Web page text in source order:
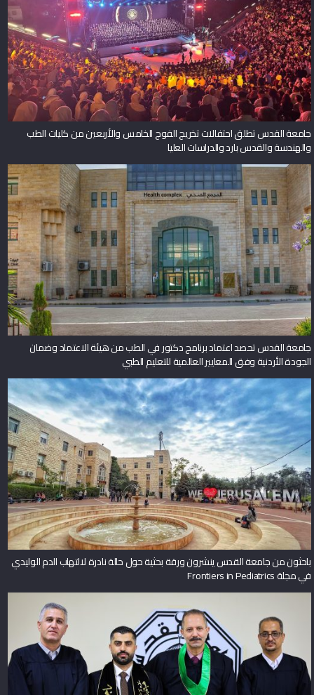
جامعة القدس تطلق احتفالات تخريج الفوج الخامس والأربعين من كليات الطب
والهندسة والقدس بارد والدراسات العليا
جامعة القدس تحصد اعتماد برنامج دكتور في الطب من هيئة الاعتماد وضمان
الجودة الأردنية وفق المعايير العالمية للتعليم الطبي
باحثون من جامعة القدس ينشرون ورقة بحثية حول حالة نادرة لالتهاب الدم الوليدي
في مجلة Frontiers in Pediatrics